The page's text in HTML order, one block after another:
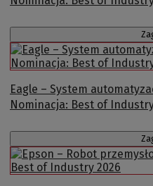
Eagle – System
Nominacja: Best of